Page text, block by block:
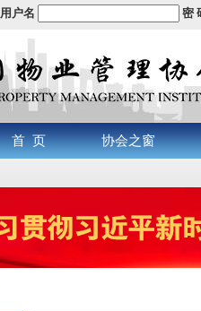
用户名 密
首 页 协会之窗